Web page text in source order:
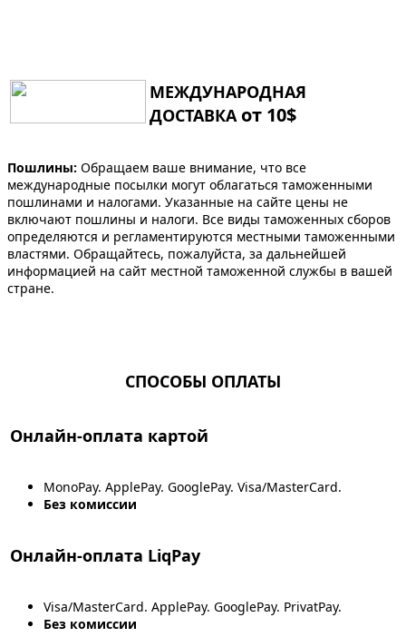
МЕЖДУНАРОДНАЯ
ДОСТАВКА от 10$
Пошлины: Обращаем ваше внимание, что все
международные посылки могут облагаться таможенными
пошлинами и налогами. Указанные на сайте цены не
включают пошлины и налоги. Все виды таможенных сборов
определяются и регламентируются местными таможенными
властями. Обращайтесь, пожалуйста, за дальнейшей
информацией на сайт местной таможенной службы в вашей
стране.
СПОСОБЫ ОПЛАТЫ
Онлайн-оплата картой
MonoPay. ApplePay. GooglePay. Visa/MasterCard.
Без комиссии
Онлайн-оплата LiqPay
Visa/MasterCard. ApplePay. GooglePay. PrivatPay.
Без комиссии